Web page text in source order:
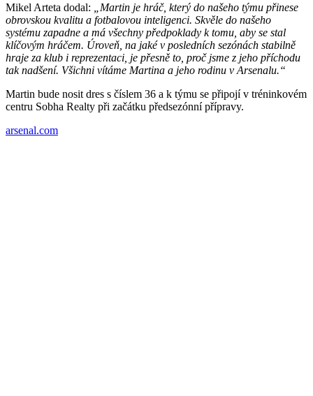
Mikel Arteta dodal:
„Martin je hráč, který do našeho týmu přinese
obrovskou kvalitu a fotbalovou inteligenci. Skvěle do našeho
systému zapadne a má všechny předpoklady k tomu, aby se stal
klíčovým hráčem. Úroveň, na jaké v posledních sezónách stabilně
hraje za klub i reprezentaci, je přesně to, proč jsme z jeho příchodu
tak nadšení. Všichni vítáme Martina a jeho rodinu v Arsenalu.“
Martin bude nosit dres s číslem 36 a k týmu se připojí v tréninkovém
centru Sobha Realty při začátku předsezónní přípravy.
arsenal.com